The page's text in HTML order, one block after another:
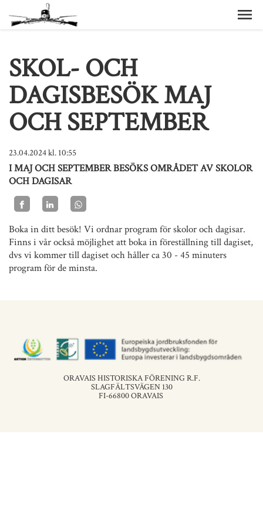
SKOL- OCH
DAGISBESÖK MAJ
OCH SEPTEMBER
23.04.2024kl. 10:55
I MAJ OCH SEPTEMBER BESÖKS OMRÅDET AV SKOLOR
OCH DAGISAR
Boka in ditt besök! Vi ordnar program för skolor och dagisar.
Finns i vår också möjlighet att boka in föreställning till dagiset,
dvs vi kommer till dagiset och håller ca 30 - 45 minuters
program för de minsta.
ORAVAIS HISTORISKA FÖRENING R.F.
SLAGFÄLTSVÄGEN 130
FI-66800 ORAVAIS